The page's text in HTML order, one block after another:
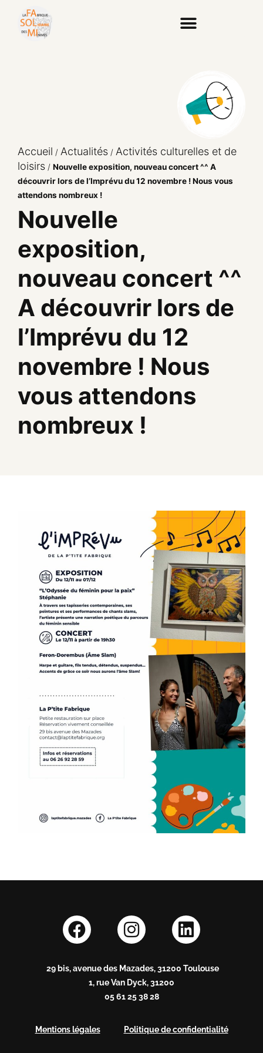
Accueil / Actualités / Activités culturelles et de
loisirs / Nouvelle exposition, nouveau concert ^^ A
découvrir lors de l’Imprévu du 12 novembre ! Nous vous
attendons nombreux !
Nouvelle
exposition,
nouveau concert ^^
A découvrir lors de
l’Imprévu du 12
novembre ! Nous
vous attendons
nombreux !
29 bis, avenue des Mazades, 31200 Toulouse
1, rue Van Dyck, 31200
05 61 25 38 28
Mentions légales Politique de confidentialité